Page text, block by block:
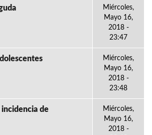
Miércoles,
Mayo 16,
2018 -
23:47
Miércoles,
Mayo 16,
2018 -
23:48
incidencia de
Miércoles,
Mayo 16,
2018 -